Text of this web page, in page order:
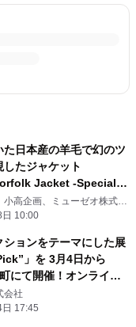
た日本産の羊毛で幻のツ
したジャケット
Jacket -Special
Factoryにて予
高企画、ミューゼオ株式会
10:00
ションをテーマにした展
」を 3月4日から
にて開催！オンライン
施
会社
17:45